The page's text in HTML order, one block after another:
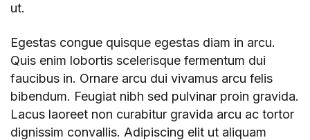
ut.
Egestas congue quisque egestas diam in arcu.
Quis enim lobortis scelerisque fermentum dui
faucibus in. Ornare arcu dui vivamus arcu felis
bibendum. Feugiat nibh sed pulvinar proin gravida.
Lacus laoreet non curabitur gravida arcu ac tortor
dignissim convallis. Adipiscing elit ut aliquam